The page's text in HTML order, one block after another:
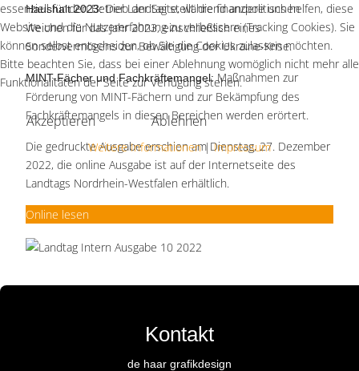
Haushalt 2023:Der Landtag stellt die finanzpolitischen
Weichen für das Jahr 2023, einschließlich eines
Sondervermögens zur Bewältigung der Ukraine-Krise​.
MINT-Fächer und Fachkräftemangel:Maßnahmen zur
Förderung von MINT-Fächern und zur Bekämpfung des
Fachkräftemangels in diesen Bereichen werden erörtert​.
Die gedruckte Ausgabe erschien am Dienstag, 27. Dezember
2022, die online Ausgabe ist auf der Internetseite des
Landtags Nordrhein-Westfalen erhältlich.
Online lesen
Kontakt
de haar grafikdesign
essenziell für den Betrieb der Seite, während andere uns helfen, diese
Website und die Nutzererfahrung zu verbessern (Tracking Cookies). Sie
können selbst entscheiden, ob Sie die Cookies zulassen möchten.
Bitte beachten Sie, dass bei einer Ablehnung womöglich nicht mehr alle
Funktionalitäten der Seite zur Verfügung stehen.
Akzeptieren Ablehnen
Weitere Informationen|Impressum